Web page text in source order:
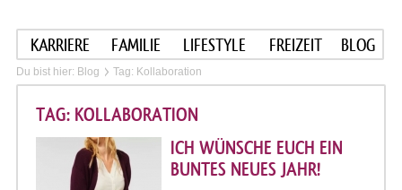
KARRIERE FAMILIE LIFESTYLE FREIZEIT BLOG
Du bist hier: Blog Tag: Kollaboration
TAG: KOLLABORATION
ICH WÜNSCHE EUCH EIN
BUNTES NEUES JAHR!